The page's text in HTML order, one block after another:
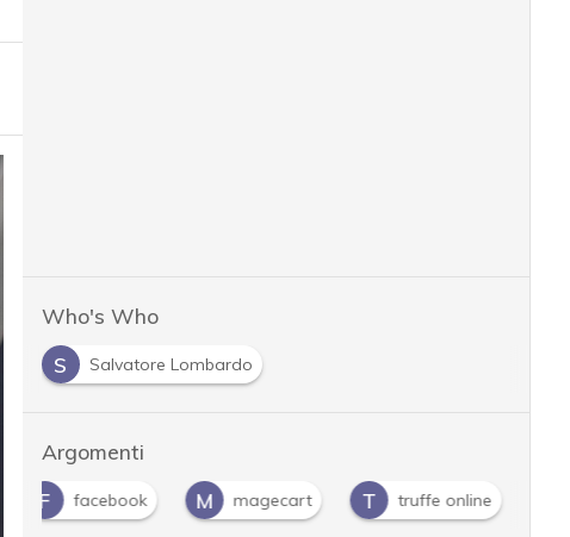
Who's Who
S
Salvatore Lombardo
Argomenti
F
facebook M magecart T truffe online